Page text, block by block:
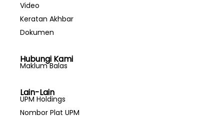
Video
Keratan Akhbar
Dokumen
Hubungi Kami
Maklum Balas
Lain-Lain
UPM Holdings
Nombor Plat UPM